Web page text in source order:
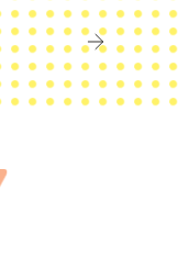
すか？